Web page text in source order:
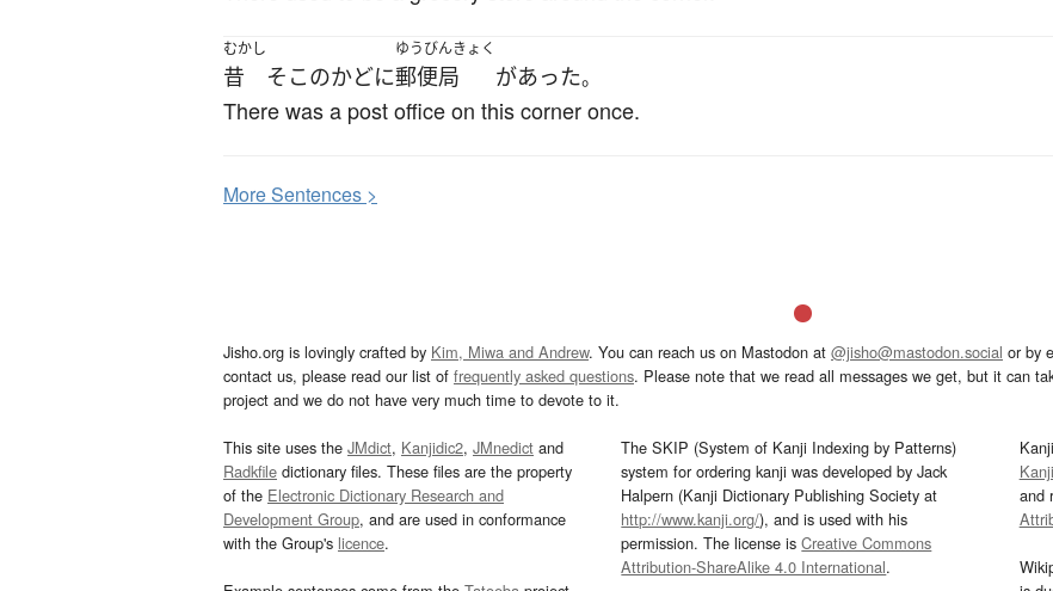
むかし
昔 そこのかどに
ゆうびんきょく
郵便局 があった。
There was a post office on this corner once.
MoreSentences >
Jisho.org is lovingly crafted by Kim, Miwa and Andrew. You can reach us on Mastodon at @jisho@mastodon.social or by
contact us, please read our list of frequently asked questions. Please note that we read all messages we get, but it can
project and we do not have very much time to devote to it.
This site uses the JMdict, Kanjidic2, JMnedict and
Radkfile dictionary files. These files are the property
of the Electronic Dictionary Research and
Development Group, and are used in conformance
with the Group's licence.
The SKIP (System of Kanji Indexing by Patterns)
system for ordering kanji was developed by Jack
Halpern (Kanji Dictionary Publishing Society at
http://www.kanji.org/), and is used with his
permission. The license isCreative Commons
Attribution-ShareAlike 4.0 International.
and